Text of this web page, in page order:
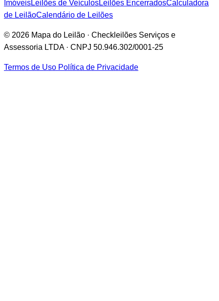
ImóveisLeilões de VeículosLeilões EncerradosCalculadora
de LeilãoCalendário de Leilões
© 2026 Mapa do Leilão · Checkleilões Serviços e
Assessoria LTDA · CNPJ 50.946.302/0001-25
Termos de Uso Política de Privacidade